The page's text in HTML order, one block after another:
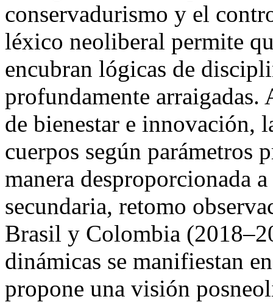
conservadurismo y el
léxico neoliberal permite
encubran lógicas de
profundamente
de bienestar e innovación,
cuerpos según parámetros
manera desproporcionada
secundaria, retomo
Brasil y Colombia
dinámicas se manifiestan
propone una visión